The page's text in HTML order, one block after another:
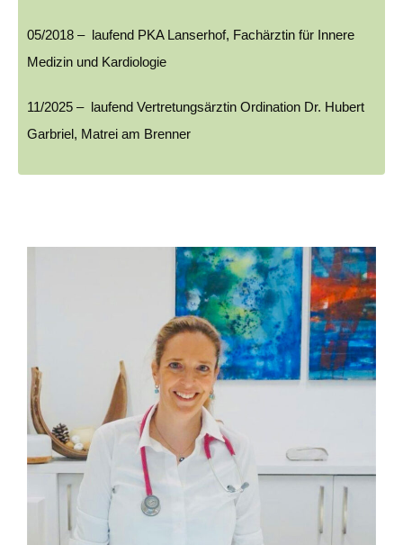
05/2018 – laufend PKA Lanserhof, Fachärztin für Innere
Medizin und Kardiologie
11/2025 – laufend Vertretungsärztin Ordination Dr. Hubert
Garbriel, Matrei am Brenner